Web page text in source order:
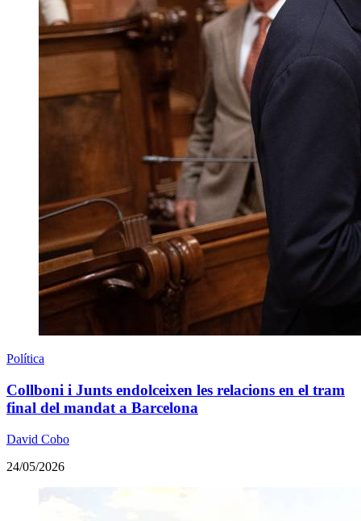
Política
Collboni i Junts endolceixen les relacions en el tram
final del mandat a Barcelona
David Cobo
24/05/2026